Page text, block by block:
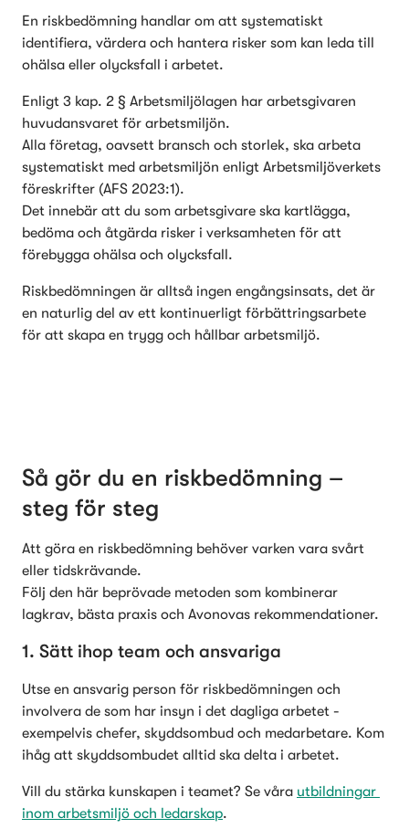
En riskbedömning handlar om att systematiskt
identifiera, värdera och hantera risker som kan leda till
ohälsa eller olycksfall i arbetet.
Enligt 3 kap. 2 § Arbetsmiljölagen har arbetsgivaren
huvudansvaret för arbetsmiljön.
Alla företag, oavsett bransch och storlek, ska arbeta
systematiskt med arbetsmiljön enligt Arbetsmiljöverkets
föreskrifter (AFS 2023:1).
Det innebär att du som arbetsgivare ska kartlägga,
bedöma och åtgärda risker i verksamheten för att
förebygga ohälsa och olycksfall.
Riskbedömningen är alltså ingen engångsinsats, det är
en naturlig del av ett kontinuerligt förbättringsarbete
för att skapa en trygg och hållbar arbetsmiljö.
Så gör du en riskbedömning –
steg för steg
Att göra en riskbedömning behöver varken vara svårt
eller tidskrävande.
Följ den här beprövade metoden som kombinerar
lagkrav, bästa praxis och Avonovas rekommendationer.
1. Sätt ihop team och ansvariga
Utse en ansvarig person för riskbedömningen och
involvera de som har insyn i det dagliga arbetet -
exempelvis chefer, skyddsombud och medarbetare. Kom
ihåg att skyddsombudet alltid ska delta i arbetet.
Vill du stärka kunskapen i teamet? Se våra utbildningar
inom arbetsmiljö och ledarskap.